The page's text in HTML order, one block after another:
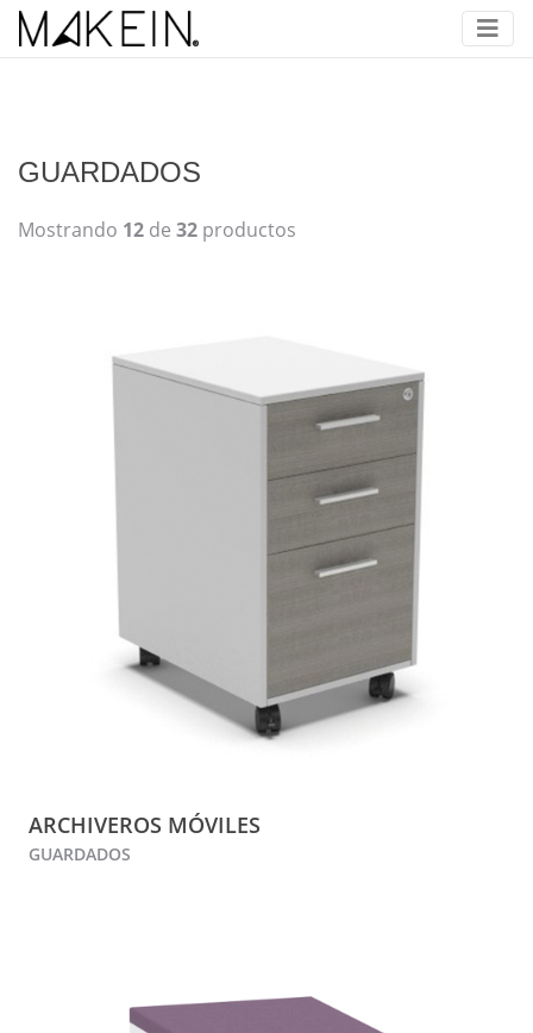
GUARDADOS
Mostrando 12 de 32 productos
ARCHIVEROS MÓVILES
GUARDADOS